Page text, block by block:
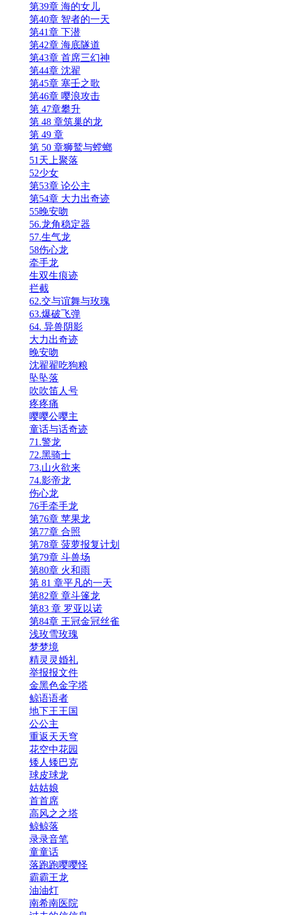
第39章 海的女儿
第40章 智者的一天
第41章 下潜
第42章 海底隧道
第43章 首席三幻神
第44章 沈翟
第45章 塞壬之歌
第46章 嘤浪攻击
第 47章攀升
第 48 章筑巢的龙
第 49 章
第 50 章狮鹫与螳螂
51天上聚落
52少女
第53章 论公主
第54章 大力出奇迹
55晚安吻
56.龙角稳定器
57.生气龙
58伤心龙
牵手龙
生双生痕迹
拦截
62.交与谊舞与玫瑰
63.爆破飞弹
64. 异兽阴影
大力出奇迹
晚安吻
沈翟翟吃狗粮
坠坠落
吹吹笛人号
疼疼痛
嘤嘤公嘤主
童话与话奇迹
71.警龙
72.黑骑士
73.山火欲来
74.影帝龙
伤心龙
76手牵手龙
第76章 苹果龙
第77章 合照
第78章 菠萝报复计划
第79章 斗兽场
第80章 火和雨
第 81 章平凡的一天
第82章 章斗篷龙
第83 章 罗亚以诺
第84章 王冠金冠丝雀
浅玫雪玫瑰
梦梦境
精灵灵婚礼
举报报文件
金黑色金字塔
鲸语语者
地下王王国
公公主
重返天天穹
花空中花园
矮人矮巴克
球皮球龙
姑姑娘
首首席
高风之之塔
鲸鲸落
录录音笔
童童话
落跑跑嘤嘤怪
霸霸王龙
油油灯
南希南医院